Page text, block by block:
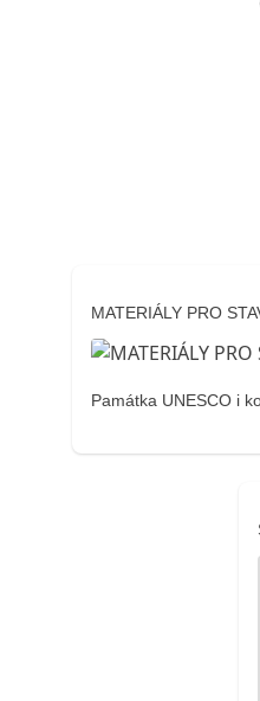
MATERIÁLY PRO
Památka UNESCO i